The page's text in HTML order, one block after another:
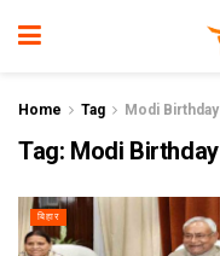
Home Tag Modi Birthday
Tag: Modi Birthday
बिहार